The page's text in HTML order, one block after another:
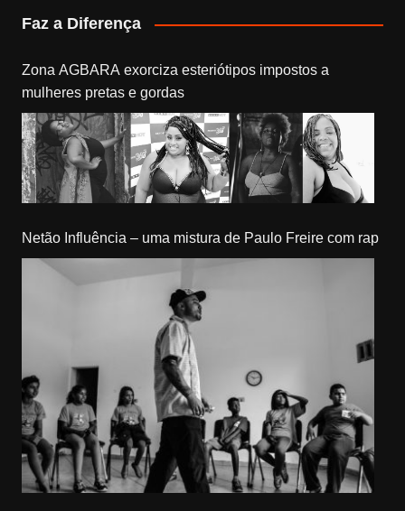
Faz a Diferença
Zona AGBARA exorciza esteriótipos impostos a
mulheres pretas e gordas
Netão Influência – uma mistura de Paulo Freire com rap